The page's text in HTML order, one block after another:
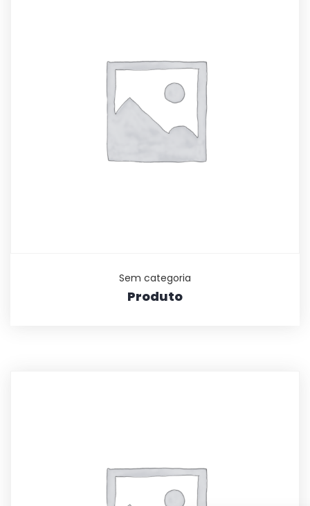
Sem categoria
Produto